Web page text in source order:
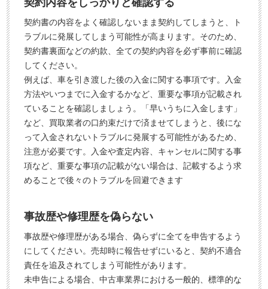
契約内容をしっかりと確認する
契約書の内容をよく確認しないまま契約してしまうと、ト
ラブルに発展してしまう可能性が高まります。そのため、
契約書裏面などの約款、全ての契約内容を必ず事前に確認
してください。
例えば、車を引き渡した後の入金に関する事項です。入金
方法やいつまでに入金するかなど、重要な事項が記載され
ていることを確認しましょう。「早いうちに入金します」
など、買取業者の口約束だけで済ませてしまうと、後にな
って入金されないトラブルに発展する可能性があるため、
注意が必要です。入金や査定内容、キャンセルに関する事
項など、重要な事項の記載がない場合は、記載するよう求
めることで後々のトラブルを回避できます
事故歴や修理歴を偽らない
事故歴や修理歴がある場合、偽らずに全てを申告するよう
にしてください。売却時に報告せずにいると、契約不適合
責任を追及されてしまう可能性があります。
未申告による場合、中古車業界における一般的、標準的な